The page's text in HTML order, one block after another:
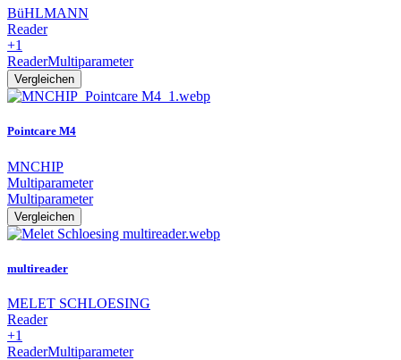
BüHLMANN
Reader
+1
ReaderMultiparameter
Vergleichen
Pointcare M4
MNCHIP
Multiparameter
Multiparameter
Vergleichen
multireader
MELET SCHLOESING
Reader
+1
ReaderMultiparameter